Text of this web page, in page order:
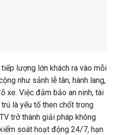
lượng lớn khách ra vào mỗi
như sảnh lễ tân, hành lang,
xe. Việc đảm bảo an ninh, tài
là yếu tố then chốt trong
trở thành giải pháp không
soát hoạt động 24/7, hạn